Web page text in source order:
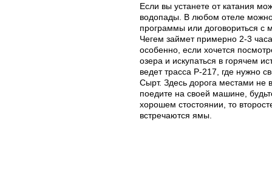
Если вы устанете от катания
водопады. В любом отеле
программы или договориться с
Чегем займет примерно 2-3
особенно, если хочется
озера и искупаться в горячем
ведет трасса Р-217, где нужно
Сырт. Здесь дорога местами не
поедите на своей машине,
хорошем стостоянии, то
встречаются ямы.